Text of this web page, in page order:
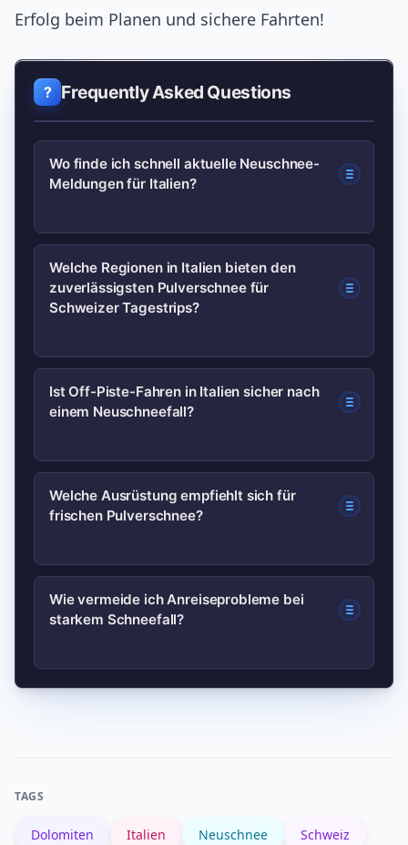
Erfolg beim Planen und sichere Fahrten!
Frequently Asked Questions
Wo finde ich schnell aktuelle Neuschnee-
Meldungen für Italien?
Nutze Resort-Webcams, nationale
Wetterdienste wie MeteoSwiss und
lokale Lawinenbulletins (z. B. SLF).
verlässlichsten Live-Updates.
Welche Regionen in Italien bieten den
zuverlässigsten Pulverschnee für
Schweizer Tagestrips?
Livigno, Cervinia und Grenznahe
Gebiete wie La Thuile sind wegen Nähe
Tages- oder Wochenendtrips aus der
Schweiz.
Ist Off-Piste-Fahren in Italien sicher nach
einem Neuschneefall?
Off-Piste kann sehr riskant sein; prüfe
die lokale Lawinenwarnstufe, fahre nur
buch einen lokalen Bergführer.
Welche Ausrüstung empfiehlt sich für
frischen Pulverschnee?
Breitere Ski/Boards mit Rocker, warme,
atmungsaktive Schichten, gute Maske
Wie vermeide ich Anreiseprobleme bei
starkem Schneefall?
Fahre außerhalb der Stoßzeiten, nutze
TAGS
Dolomiten Italien Neuschnee Schweiz